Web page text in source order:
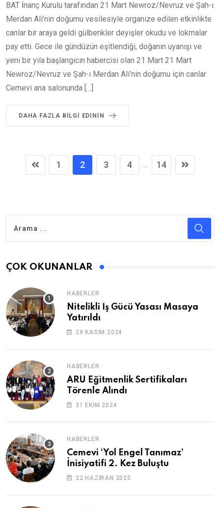
BAT İnanç Kurulu tarafından 21 Mart Newroz/Nevruz ve Şah-ı
Merdan Ali’nin doğumu vesilesiyle organize edilen etkinlikte
canlar bir araya geldi gülbenkler deyişler okudu ve lokmalar
pay etti. Gece ile gündüzün eşitlendiği, doğanın uyanışı ve
yeni bir yıla başlangıcın habercisi olan 21 Mart 21 Mart
Newroz/Nevruz ve Şah-ı Merdan Ali’nin doğumu için canlar
Cemevi ana salonunda […]
DAHA FAZLA BILGI EDININ
1 2 3 4 ... 14
ÇOK OKUNANLAR
HABERLER
Nitelikli İş Gücü Yasası Masaya
Yatırıldı
29 KASIM 2024
HABERLER
ARU Eğitmenlik Sertifikaları
Törenle Alındı
31 EKIM 2024
HABERLER
Cemevi ‘Yol Engel Tanımaz’
İnisiyatifi 2. Kez Buluştu
22 HAZIRAN 2025